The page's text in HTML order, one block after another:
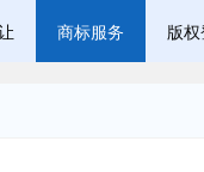
商标服务 版